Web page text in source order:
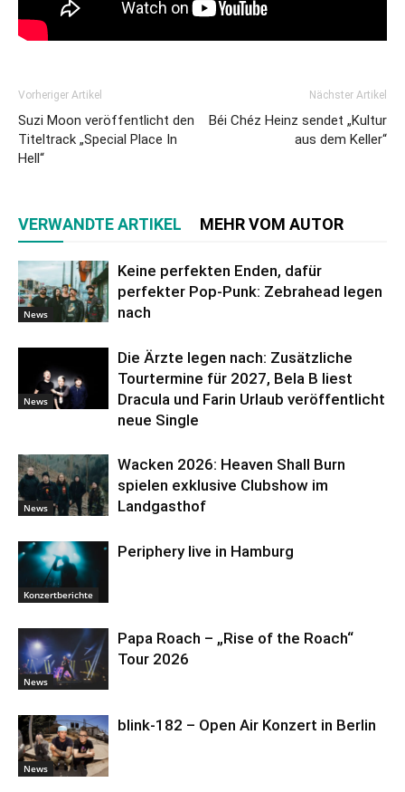
Vorheriger Artikel
Suzi Moon veröffentlicht den
Titeltrack „Special Place In
Hell“
Nächster Artikel
Béi Chéz Heinz sendet „Kultur
aus dem Keller“
VERWANDTE ARTIKEL MEHR VOM AUTOR
News
Keine perfekten Enden, dafür
perfekter Pop-Punk: Zebrahead legen
nach
News
Die Ärzte legen nach: Zusätzliche
Tourtermine für 2027, Bela B liest
Dracula und Farin Urlaub veröffentlicht
neue Single
News
Wacken 2026: Heaven Shall Burn
spielen exklusive Clubshow im
Landgasthof
Konzertberichte
Periphery live in Hamburg
News
Papa Roach – „Rise of the Roach“
Tour 2026
News
blink-182 – Open Air Konzert in Berlin